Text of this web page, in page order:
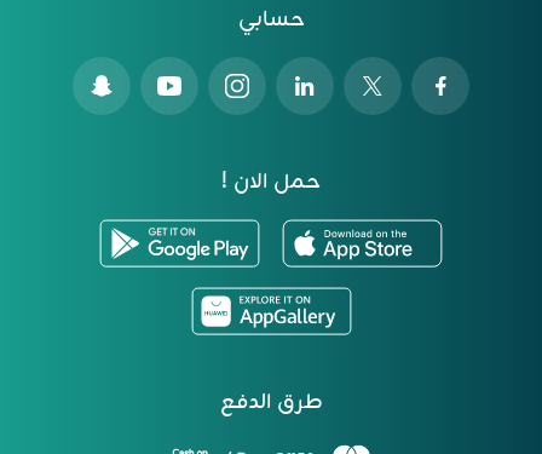
حسابي
حمل الان !
طرق الدفع